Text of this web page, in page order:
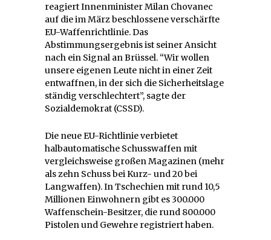
reagiert Innenminister Milan Chovanec
auf die im März beschlossene verschärfte
EU-Waffenrichtlinie. Das
Abstimmungsergebnis ist seiner Ansicht
nach ein Signal an Brüssel. “Wir wollen
unsere eigenen Leute nicht in einer Zeit
entwaffnen, in der sich die Sicherheitslage
ständig verschlechtert”, sagte der
Sozialdemokrat (CSSD).
Die neue EU-Richtlinie verbietet
halbautomatische Schusswaffen mit
vergleichsweise großen Magazinen (mehr
als zehn Schuss bei Kurz- und 20 bei
Langwaffen). In Tschechien mit rund 10,5
Millionen Einwohnern gibt es 300.000
Waffenschein-Besitzer, die rund 800.000
Pistolen und Gewehre registriert haben.